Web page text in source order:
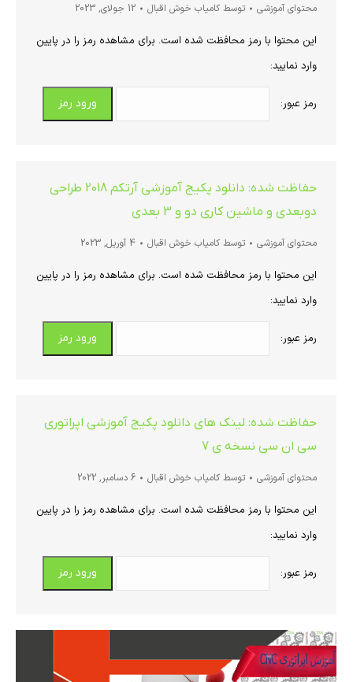
محتوای آموزشی توسط کامیاب خوش اقبال 12 جولای, 2023
این محتوا با رمز محافظت شده است. برای مشاهده رمز را در پایین
وارد نمایید:
رمز عبور:
حفاظت شده: دانلود پکیج آموزشی آرتکم 2018 طراحی
دوبعدی و ماشین کاری دو و 3 بعدی
محتوای آموزشی توسط کامیاب خوش اقبال 4 آوریل, 2023
این محتوا با رمز محافظت شده است. برای مشاهده رمز را در پایین
وارد نمایید:
رمز عبور:
حفاظت شده: لینک های دانلود پکیج آموزشی اپراتوری
سی ان سی نسخه ی 7
محتوای آموزشی توسط کامیاب خوش اقبال 6 دسامبر, 2022
این محتوا با رمز محافظت شده است. برای مشاهده رمز را در پایین
وارد نمایید:
رمز عبور: